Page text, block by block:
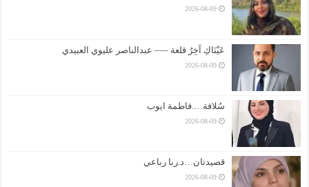
2026-08-09
عَيْنَاكِ آخِرُ قلعة —– عبدالناصر عليوي العبيدي
2026-08-09
سُلافة….فاطمة ايوب
2026-08-09
قصيدتان…د.ربا رباعي
2026-08-09